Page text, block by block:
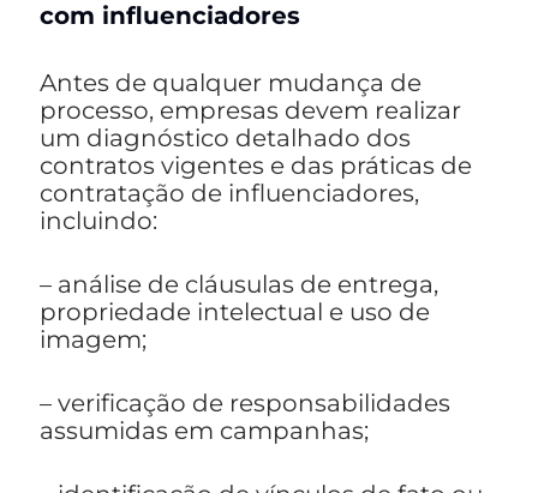
com influenciadores
Antes de qualquer mudança de
processo, empresas devem realizar
um diagnóstico detalhado dos
contratos vigentes e das práticas de
contratação de influenciadores,
incluindo:
– análise de cláusulas de entrega,
propriedade intelectual e uso de
imagem;
– verificação de responsabilidades
assumidas em campanhas;